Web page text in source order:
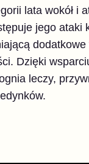
lata wokół i
jego ataki
Dzięki
leczy,